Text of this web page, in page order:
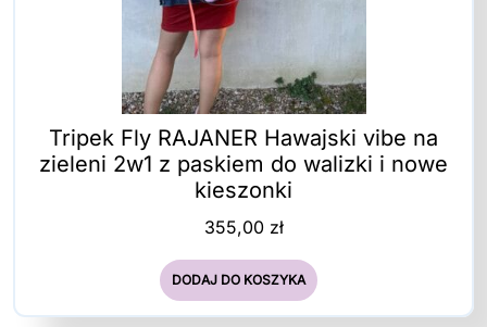
Tripek Fly RAJANER Hawajski vibe na
zieleni 2w1 z paskiem do walizki i nowe
kieszonki
355,00 zł
DODAJ DO KOSZYKA